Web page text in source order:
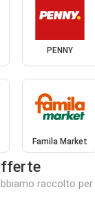
PENNY
Famila Market
raccolto